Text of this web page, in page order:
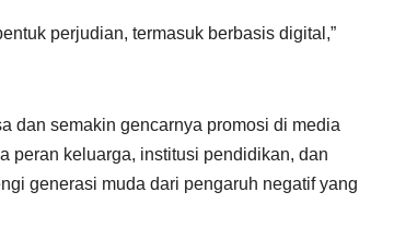
perjudian, termasuk berbasis digital,”
dan semakin gencarnya promosi di media
peran keluarga, institusi pendidikan, dan
generasi muda dari pengaruh negatif yang